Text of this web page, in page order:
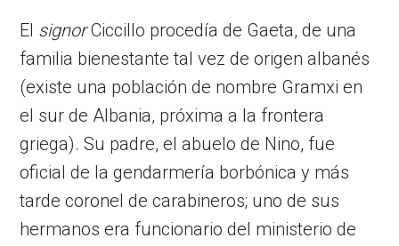
El signorCiccillo procedía de Gaeta, de una
familia bienestante tal vez de origen albanés
(existe una población de nombre Gramxi en
el sur de Albania, próxima a la frontera
griega). Su padre, el abuelo de Nino, fue
oficial de la gendarmería borbónica y más
tarde coronel de carabineros; uno de sus
hermanos era funcionario del ministerio de